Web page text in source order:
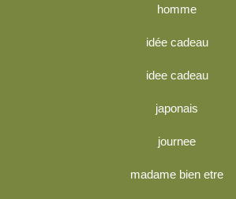
homme
idée cadeau
idee cadeau
japonais
journee
madame bien etre